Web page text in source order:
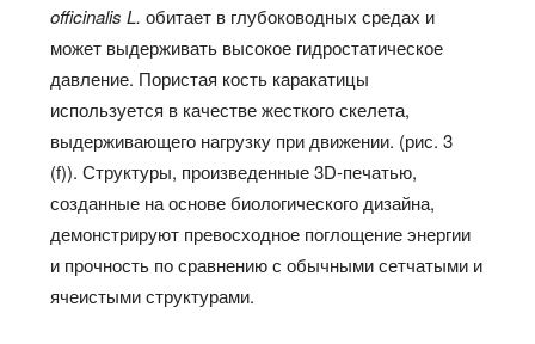
officinalis L.обитает в глубоководных средах и
может выдерживать высокое гидростатическое
давление. Пористая кость каракатицы
используется в качестве жесткого скелета,
выдерживающего нагрузку при движении. (рис. 3
(f)). Структуры, произведенные 3D-печатью,
созданные на основе биологического дизайна,
демонстрируют превосходное поглощение энергии
и прочность по сравнению с обычными сетчатыми и
ячеистыми структурами.